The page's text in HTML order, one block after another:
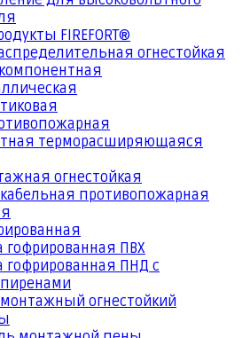
FIREFORT®
огнестойкая
терморасширяющаяся
огнестойкая
противопожарная
гофрированная ПВХ
гофрированная ПНД с
огнестойкий